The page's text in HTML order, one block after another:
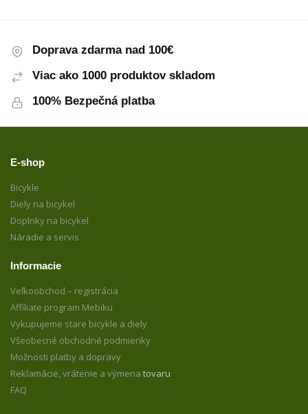
Doprava zdarma nad 100€
Viac ako 1000 produktov skladom
100% Bezpečná platba
E-shop
Bicykle
Diely na bicykel
Doplnky na bicykel
Náradie a servis
Informacie
Veľkoobchod – registrácia
Affiliate program Mebiku
Vykupujeme stare bicykle a diely
Všeobecné obchodné podmienky
Možnosti platby a dopravy
Reklamácie, vrátenie a výmena tovaru
FAQ